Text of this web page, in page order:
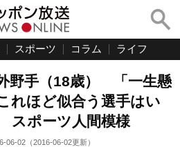
スポーツ コラム ライフ
野手（18歳） 「一生懸
れほど似合う選手はい
ポーツ人間模様
06-02 （2016-06-02更新）